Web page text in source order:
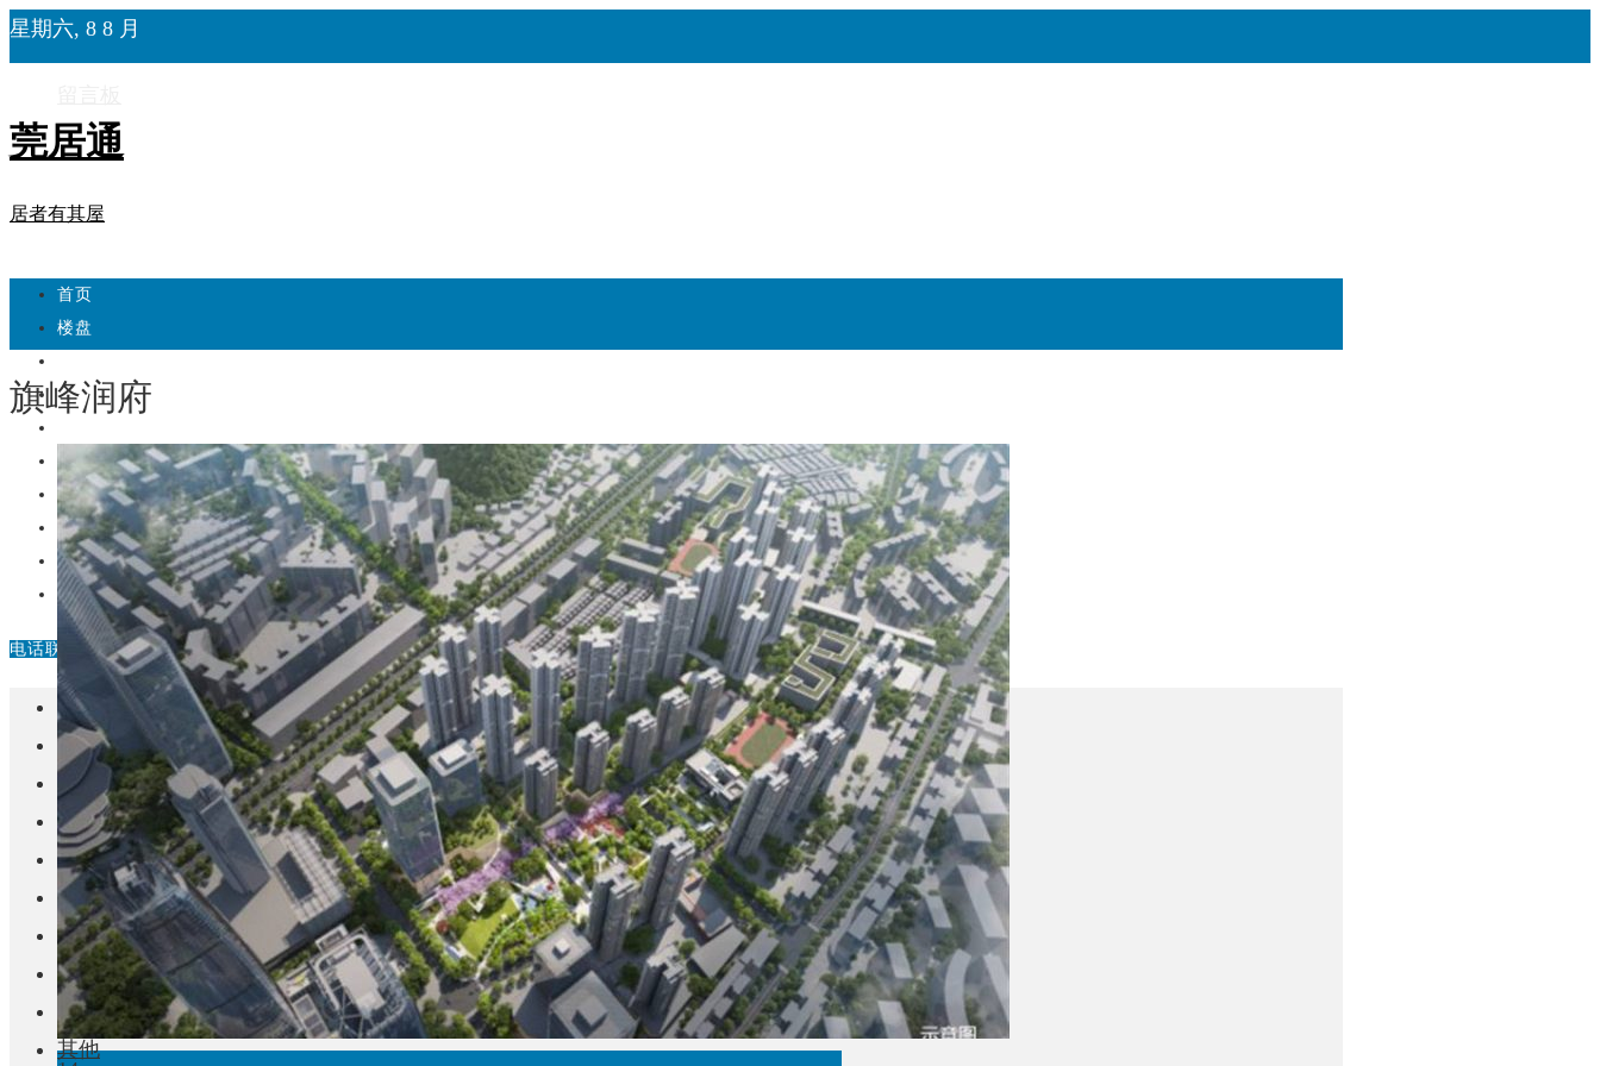
星期六, 8 8 月
莞居通
居者有其屋
首页
楼盘
住宅
东莞
城市更新
房产政策
中国
其他
电话联系
首页
楼盘
学校
住宅
自建房
东莞
城市更新
房产政策
中国
其他
旗峰润府